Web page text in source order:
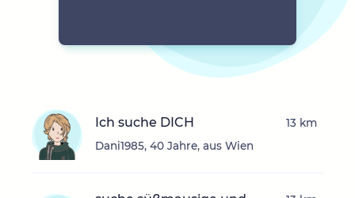
Ich suche DICH
Dani1985, 40 Jahre, aus Wien
13 km